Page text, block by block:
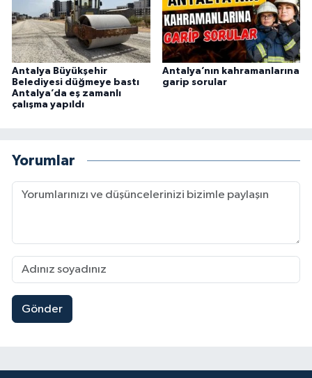
Antalya Büyükşehir
Belediyesi düğmeye bastı
Antalya’da eş zamanlı
çalışma yapıldı
Antalya’nın kahramanlarına
garip sorular
Yorumlar
Gönder